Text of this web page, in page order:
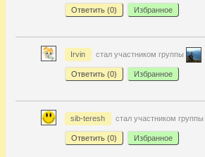
Ответить (0) Избранное
Irvin стал участником группы
Ответить (0) Избранное
sib-teresh стал участником группы
Ответить (0) Избранное